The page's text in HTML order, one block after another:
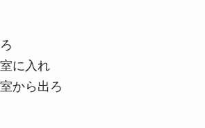
に入れ
から出ろ